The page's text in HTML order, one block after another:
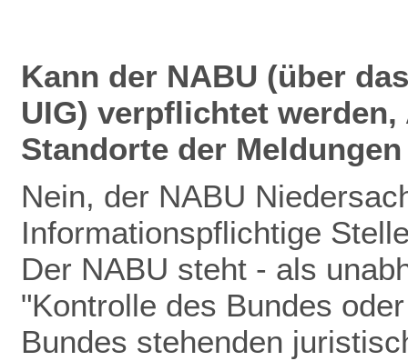
Kann der NABU (über
UIG) verpflichtet
Standorte der
Nein, der NABU
Informationspflichtige
Der NABU steht - als
"Kontrolle des Bundes
Bundes stehenden